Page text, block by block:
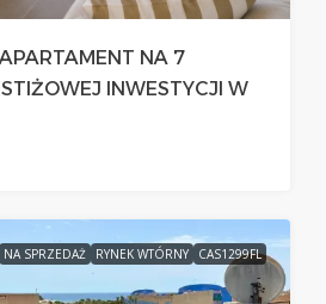
NA 7
INWESTYCJI W
NA SPRZEDAŻ RYNEK WTÓRNY CAS1299FL